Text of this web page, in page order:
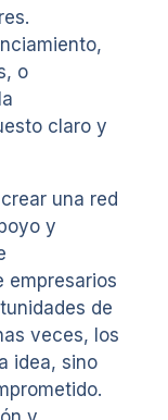
o
claro y
una red
y
empresarios
de
veces, los
idea, sino